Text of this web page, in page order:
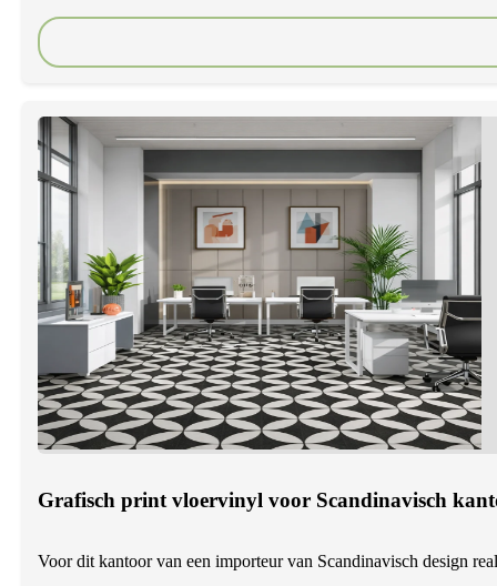
Grafisch print vloervinyl voor Scandinavisch
Voor dit kantoor van een importeur van Scandinavisch design